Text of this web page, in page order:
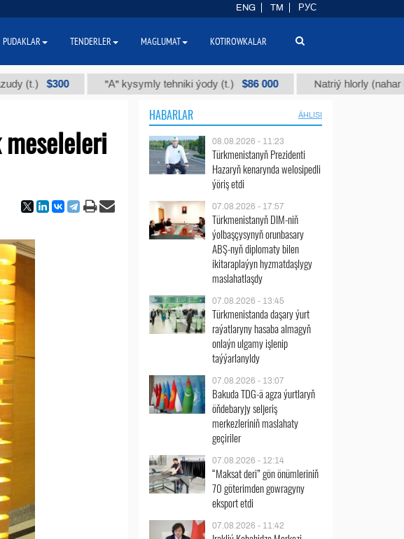
$300 "А" kysymly tehniki ýody (t.) $86 000 Natriý hlorly (nahar duzy)
HABARLAR ÄHLISI
08.08.2026 - 11:23
Türkmenistanyň Prezidenti
Hazaryň kenarynda welosipedli
ýöriş etdi
07.08.2026 - 17:57
Türkmenistanyň DIM-niň
ýolbaşçysynyň orunbasary
ABŞ-nyň diplomaty bilen
ikitaraplaýyn hyzmatdaşlygy
maslahatlaşdy
07.08.2026 - 13:45
Türkmenistanda daşary ýurt
raýatlaryny hasaba almagyň
onlaýn ulgamy işlenip
taýýarlanyldy
07.08.2026 - 13:07
Bakuda TDG-ä agza ýurtlaryň
öňdebaryjy seljeriş
merkezleriniň maslahaty
geçiriler
07.08.2026 - 12:14
“Maksat deri” gön önümleriniň
70 göterimden gowragyny
eksport etdi
07.08.2026 - 11:42
ENG TM РУС
PUDAKLAR TENDERLER MAGLUMAT KOTIROWKALAR